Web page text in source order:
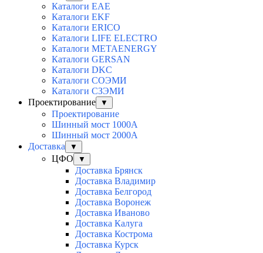
Каталоги EAE
Каталоги EKF
Каталоги ERICO
Каталоги LIFE ELECTRO
Каталоги METAENERGY
Каталоги GERSAN
Каталоги DKC
Каталоги СОЭМИ
Каталоги СЗЭМИ
Проектирование
▼
Проектирование
Шинный мост 1000А
Шинный мост 2000А
Доставка
▼
ЦФО ▼
Доставка Брянск
Доставка Владимир
Доставка Белгород
Доставка Воронеж
Доставка Иваново
Доставка Калуга
Доставка Кострома
Доставка Курск